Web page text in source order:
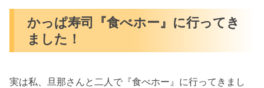
かっぱ寿司『食べホー』に行ってき
ました！
実は私、旦那さんと二人で『食べホー』に行ってきまし